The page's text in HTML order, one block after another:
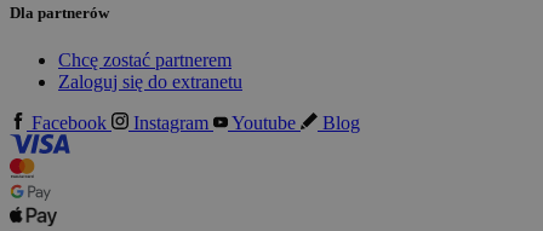
Dla partnerów
Chcę zostać partnerem
Zaloguj się do extranetu
Facebook
Instagram Youtube Blog